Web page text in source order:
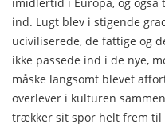
ind. Lugt blev i stigende
uciviliserede, de fattige og
ikke passede ind i de nye,
måske langsomt blevet
overlever i kulturen
trækker sit spor helt frem til